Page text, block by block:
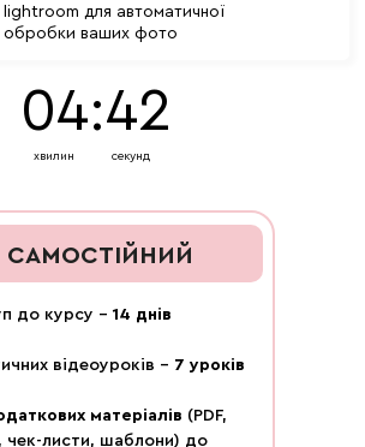
обрати лампу без “жорсткості”"
як робити живі й стильні
фільтрів
обробка в галереї
не «переробити» себе
стиль без фільтрів
фотозйомка для брендів
lightroom для автоматичної
обробки ваших фото
хвилин секунд
04:41
САМОСТІЙНИЙ
до курсу - 14 днів
відеоуроків - 7 уроків
матеріалів (PDF,
чек-листи, шаблони) до